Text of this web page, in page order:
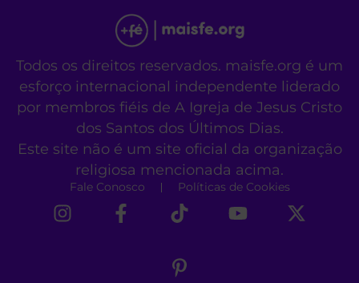
Todos os direitos reservados. maisfe.org é um
esforço internacional independente liderado
por membros fiéis de A Igreja de Jesus Cristo
dos Santos dos Últimos Dias.
Este site não é um site oficial da organização
religiosa mencionada acima.
Fale Conosco Políticas de Cookies